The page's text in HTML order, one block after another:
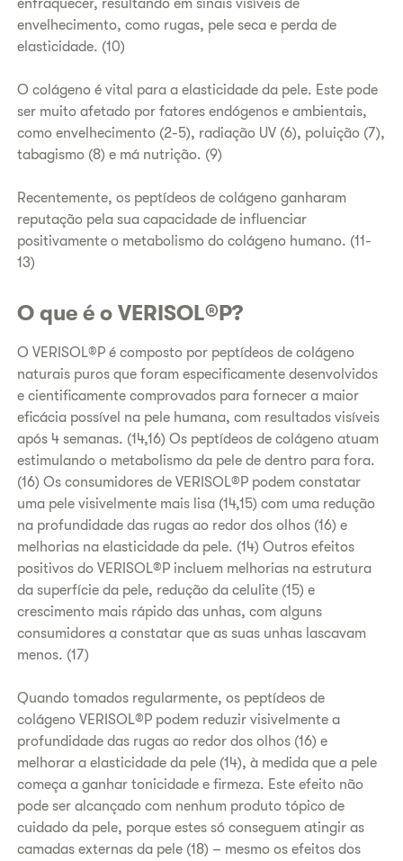
enfraquecer, resultando em sinais visíveis de
envelhecimento, como rugas, pele seca e perda de
elasticidade. (10)
O colágeno é vital para a elasticidade da pele. Este pode
ser muito afetado por fatores endógenos e ambientais,
como envelhecimento (2-5), radiação UV (6), poluição (7),
tabagismo (8) e má nutrição. (9)
Recentemente, os peptídeos de colágeno ganharam
reputação pela sua capacidade de influenciar
positivamente o metabolismo do colágeno humano. (11-
13)
O que é o VERISOL®P?
O VERISOL®P é composto por peptídeos de colágeno
naturais puros que foram especificamente desenvolvidos
e cientificamente comprovados para fornecer a maior
eficácia possível na pele humana, com resultados visíveis
após 4 semanas. (14,16) Os peptídeos de colágeno atuam
estimulando o metabolismo da pele de dentro para fora.
(16) Os consumidores de VERISOL®P podem constatar
uma pele visivelmente mais lisa (14,15) com uma redução
na profundidade das rugas ao redor dos olhos (16) e
melhorias na elasticidade da pele. (14) Outros efeitos
positivos do VERISOL®P incluem melhorias na estrutura
da superfície da pele, redução da celulite (15) e
crescimento mais rápido das unhas, com alguns
consumidores a constatar que as suas unhas lascavam
menos. (17)
Quando tomados regularmente, os peptídeos de
colágeno VERISOL®P podem reduzir visivelmente a
profundidade das rugas ao redor dos olhos (16) e
melhorar a elasticidade da pele (14), à medida que a pele
começa a ganhar tonicidade ​​e firmeza. Este efeito não
pode ser alcançado com nenhum produto tópico de
cuidado da pele, porque estes só conseguem atingir as
camadas externas da pele (18) – mesmo os efeitos dos